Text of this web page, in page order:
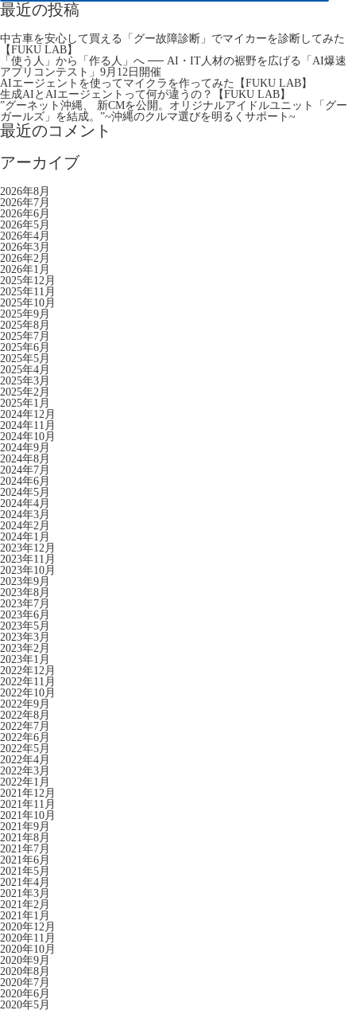
最近の投稿
中古車を安心して買える「グー故障診断」でマイカーを診断してみた
【FUKU LAB】
「使う人」から「作る人」へ ── AI・IT人材の裾野を広げる「AI爆速
アプリコンテスト」9月12日開催
AIエージェントを使ってマイクラを作ってみた【FUKU LAB】
生成AIとAIエージェントって何が違うの？【FUKU LAB】
”グーネット沖縄、 新CMを公開。オリジナルアイドルユニット「グー
ガールズ」を結成。”~沖縄のクルマ選びを明るくサポート~
最近のコメント
アーカイブ
2026年8月
2026年7月
2026年6月
2026年5月
2026年4月
2026年3月
2026年2月
2026年1月
2025年12月
2025年11月
2025年10月
2025年9月
2025年8月
2025年7月
2025年6月
2025年5月
2025年4月
2025年3月
2025年2月
2025年1月
2024年12月
2024年11月
2024年10月
2024年9月
2024年8月
2024年7月
2024年6月
2024年5月
2024年4月
2024年3月
2024年2月
2024年1月
2023年12月
2023年11月
2023年10月
2023年9月
2023年8月
2023年7月
2023年6月
2023年5月
2023年3月
2023年2月
2023年1月
2022年12月
2022年11月
2022年10月
2022年9月
2022年8月
2022年7月
2022年6月
2022年5月
2022年4月
2022年3月
2022年1月
2021年12月
2021年11月
2021年10月
2021年9月
2021年8月
2021年7月
2021年6月
2021年5月
2021年4月
2021年3月
2021年2月
2021年1月
2020年12月
2020年11月
2020年10月
2020年9月
2020年8月
2020年7月
2020年6月
2020年5月